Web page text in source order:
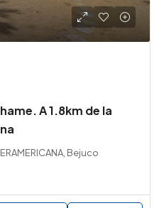
A 1.8km de la
Bejuco